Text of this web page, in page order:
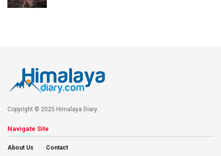
Copyright © 2025 Himalaya Diary.
Navigate Site
About Us Contact